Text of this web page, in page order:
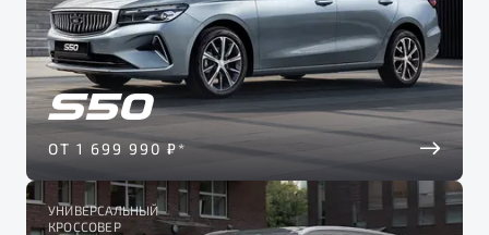
ОТ 1 699 990 ₽*
УНИВЕРСАЛЬНЫЙ
КРОССОВЕР